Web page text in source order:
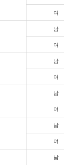
여
남
여
남
여
남
여
남
여
남